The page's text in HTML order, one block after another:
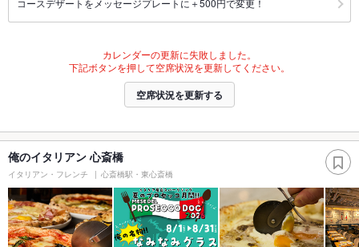
カレンダーの更新に失敗しました。
下記ボタンを押して空席状況を更新してください。
空席状況を更新する
俺のイタリアン 心斎橋
イタリアン・フレンチ 心斎橋駅・東心斎橋